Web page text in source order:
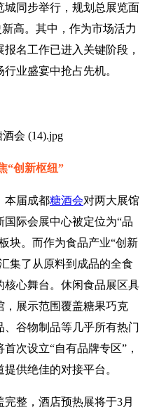
城同步举行，规划总展览面
高。其中，作为市场活力
名工作已进入关键阶段，
业盛宴中抢占先机。
“创新枢纽”
本届成都糖酒会对两大展馆
际会展中心被定位为“品
块。而作为食品产业“创新
集了从原料到成品的全食
心舞台。休闲食品展区具
，展示范围覆盖糖果巧克
谷物制品等几乎所有热门
次设立“自有品牌专区”，
供绝佳的对接平台。
完整，酒店预热展将于3月